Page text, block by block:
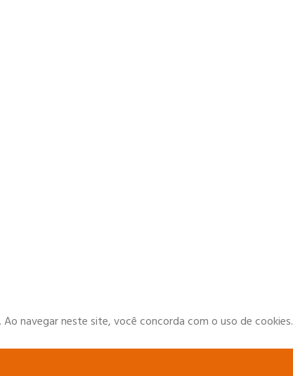
navegar neste site, você concorda com o uso de cookies.